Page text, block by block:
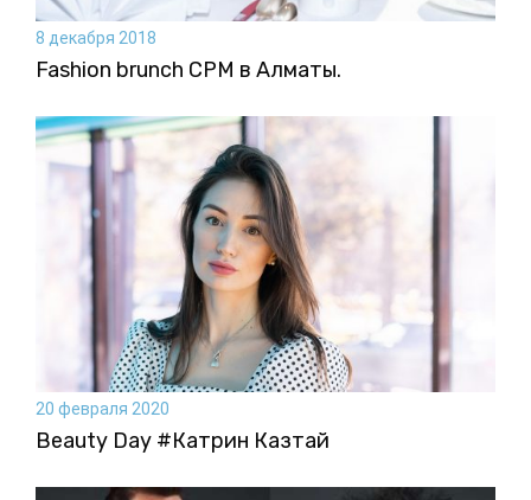
8 декабря 2018
Fashion brunch CPM в Алматы.
20 февраля 2020
Beauty Day #Катрин Казтай